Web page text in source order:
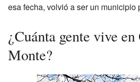
esa fecha, volvió a ser un municipio
¿Cuánta gente vive
Monte?